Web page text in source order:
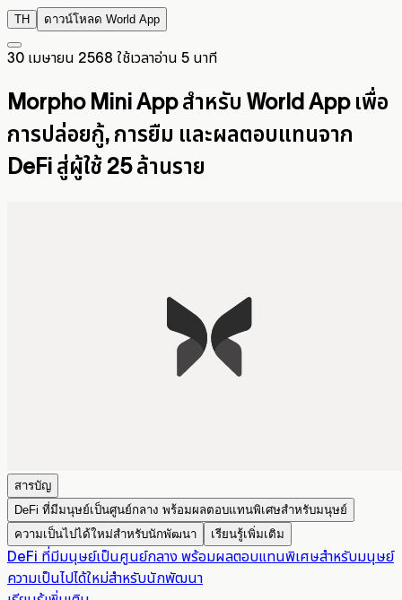
TH ดาวน์โหลด World App
30 เมษายน 2568 ใช้เวลาอ่าน 5 นาที
Morpho Mini App สำหรับ World App เพื่อ
การปล่อยกู้, การยืม และผลตอบแทนจาก
DeFi สู่ผู้ใช้ 25 ล้านราย
สารบัญ
DeFi ที่มีมนุษย์เป็นศูนย์กลาง พร้อมผลตอบแทนพิเศษสำหรับมนุษย์
ความเป็นไปได้ใหม่สำหรับนักพัฒนา
เรียนรู้เพิ่มเติม
DeFi ที่มีมนุษย์เป็นศูนย์กลาง พร้อมผลตอบแทนพิเศษสำหรับมนุษย์
ความเป็นไปได้ใหม่สำหรับนักพัฒนา